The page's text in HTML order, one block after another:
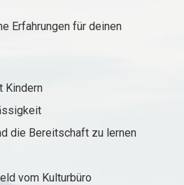
Erfahrungen für deinen
Kindern
die Bereitschaft zu lernen
vom Kulturbüro